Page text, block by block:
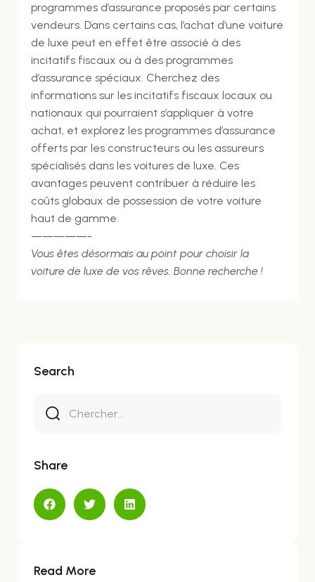
programmes d’assurance proposés par certains
vendeurs. Dans certains cas, l’achat d’une voiture
de luxe peut en effet être associé à des
incitatifs fiscaux ou à des programmes
d’assurance spéciaux. Cherchez des
informations sur les incitatifs fiscaux locaux ou
nationaux qui pourraient s’appliquer à votre
achat, et explorez les programmes d’assurance
offerts par les constructeurs ou les assureurs
spécialisés dans les voitures de luxe. Ces
avantages peuvent contribuer à réduire les
coûts globaux de possession de votre voiture
haut de gamme.
—————-
Vous êtes désormais au point pour choisir la
voiture de luxe de vos rêves. Bonne recherche !
Search
Share
Read More